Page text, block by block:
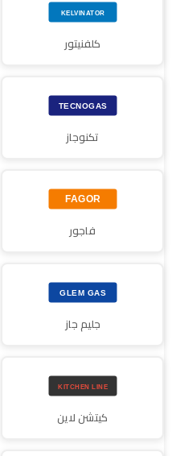
كلفنيتور
تكنوجاز
فاجور
جليم جاز
كيتشن لاين